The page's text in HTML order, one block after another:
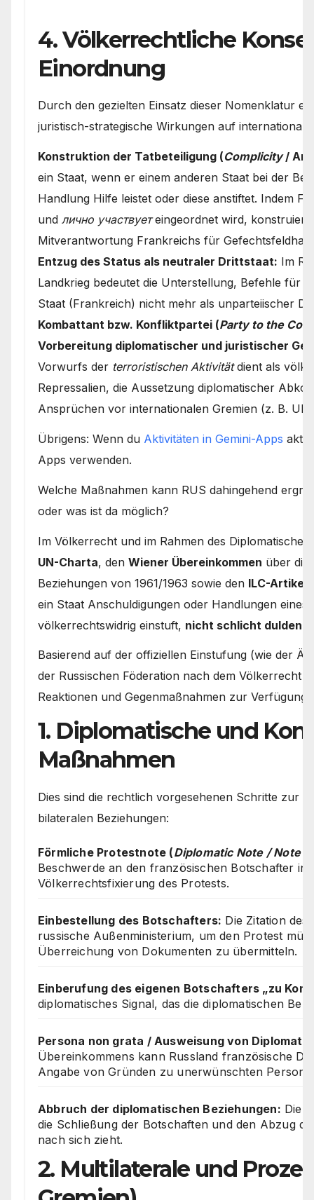
4. Völkerrechtliche
Einordnung
Durch den gezielten Einsatz dieser Nomenklatur
juristisch-strategische Wirkungen auf
Konstruktion der Tatbeteiligung (Complicity/ Art.
ein Staat, wenn er einem anderen Staat bei der
Handlung Hilfe leistet oder diese anstiftet. Indem
und лично участвуетeingeordnet wird, konstruiert
Mitverantwortung Frankreichs für
Entzug des Status als neutraler Drittstaat: Im
Landkrieg bedeutet die Unterstellung, Befehle für
Staat (Frankreich) nicht mehr als unparteiischer
Kombattant bzw. Konfliktpartei (Party to the
Vorbereitung diplomatischer und juristischer
Vorwurfs der terroristischen Aktivitätdient als
Repressalien, die Aussetzung diplomatischer
Ansprüchen vor internationalen Gremien (z. B.
Übrigens: Wenn du Aktivitäten in Gemini-Apps
Apps verwenden.
Welche Maßnahmen kann RUS dahingehend
oder was ist da möglich?
Im Völkerrecht und im Rahmen des
UN-Charta, den Wiener Übereinkommen über
Beziehungen von 1961/1963 sowie den ILC-
ein Staat Anschuldigungen oder Handlungen eines
völkerrechtswidrig einstuft, nicht schlicht dulden
Basierend auf der offiziellen Einstufung (wie der
der Russischen Föderation nach dem Völkerrecht
Reaktionen und Gegenmaßnahmen zur Verfügung.
1. Diplomatische und
Maßnahmen
Dies sind die rechtlich vorgesehenen Schritte zur
bilateralen Beziehungen:
Förmliche Protestnote (Diplomatic Note / Note
Beschwerde an den französischen Botschafter in
Völkerrechtsfixierung des Protests.
Einbestellung des Botschafters: Die Zitation
russische Außenministerium, um den Protest
Überreichung von Dokumenten zu übermitteln.
Einberufung des eigenen Botschafters „zu
diplomatisches Signal, das die diplomatischen
Persona non grata / Ausweisung von
Übereinkommens kann Russland französische
Angabe von Gründen zu unerwünschten
Abbruch der diplomatischen Beziehungen: Die
die Schließung der Botschaften und den Abzug
nach sich zieht.
2. Multilaterale und